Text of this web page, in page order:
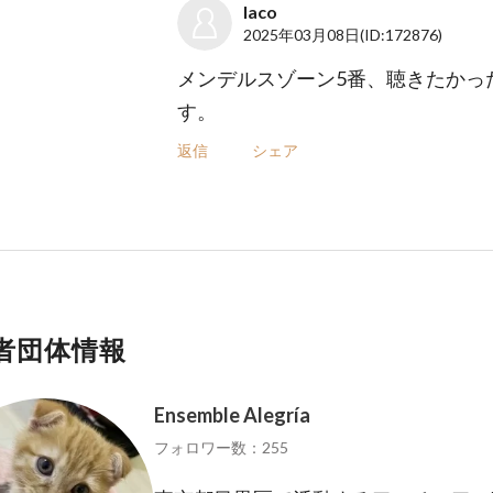
laco
2025年03月08日(ID:172876)
メンデルスゾーン5番、聴きたかっ
す。
返信 シェア
団体情報
Ensemble Alegría
フォロワー数：255